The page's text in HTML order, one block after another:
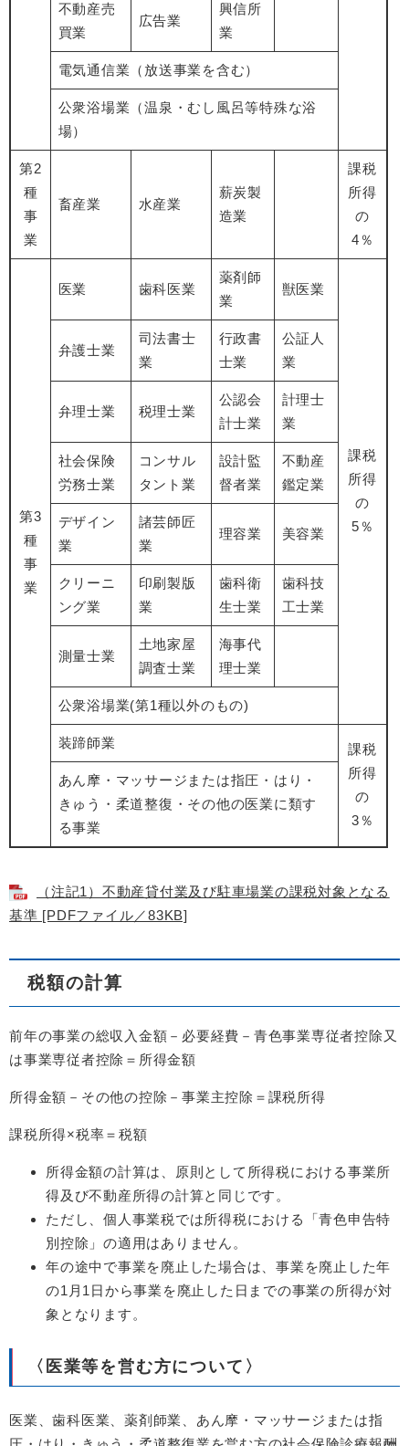
不動産売
買業
広告業
興信所
業
電気通信業（放送事業を含む）
公衆浴場業（温泉・むし風呂等特殊な浴
場）
第2
種
事
業
畜産業 水産業
薪炭製
造業
課税
所得
の
4％
第3
種
事
業
医業 歯科医業
薬剤師
業
獣医業
課税
所得
の
5％
弁護士業
司法書士
業
行政書
士業
公証人
業
弁理士業 税理士業
公認会
計士業
計理士
業
社会保険
労務士業
コンサル
タント業
設計監
督者業
不動産
鑑定業
デザイン
業
諸芸師匠
業
理容業 美容業
クリーニ
ング業
印刷製版
業
歯科衛
生士業
歯科技
工士業
測量士業
土地家屋
調査士業
海事代
理士業
公衆浴場業(第1種以外のもの)
装蹄師業
課税
所得
の
3％
あん摩・マッサージまたは指圧・はり・
きゅう・柔道整復・その他の医業に類す
る事業
（注記1）不動産貸付業及び駐車場業の課税対象となる
基準 [PDFファイル／83KB]
税額の計算
前年の事業の総収入金額－必要経費－青色事業専従者控除又
は事業専従者控除＝所得金額
所得金額－その他の控除－事業主控除＝課税所得
課税所得×税率＝税額
所得金額の計算は、原則として所得税における事業所
得及び不動産所得の計算と同じです。
ただし、個人事業税では所得税における「青色申告特
別控除」の適用はありません。
年の途中で事業を廃止した場合は、事業を廃止した年
の1月1日から事業を廃止した日までの事業の所得が対
象となります。
〈医業等を営む方について〉
医業、歯科医業、薬剤師業、あん摩・マッサージまたは指